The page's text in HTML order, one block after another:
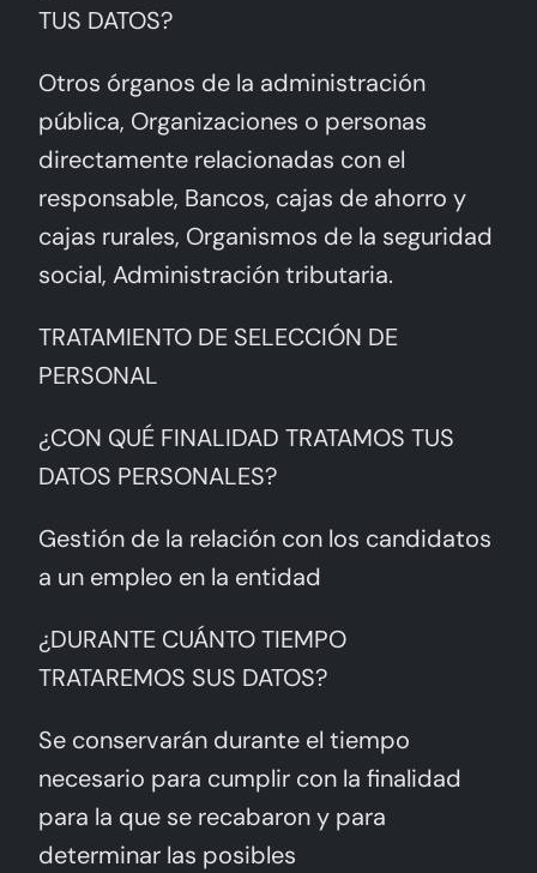
TUS DATOS?
Otros órganos de la administración
pública, Organizaciones o personas
directamente relacionadas con el
responsable, Bancos, cajas de ahorro y
cajas rurales, Organismos de la seguridad
social, Administración tributaria.
TRATAMIENTO DE SELECCIÓN DE
PERSONAL
¿CON QUÉ FINALIDAD TRATAMOS TUS
DATOS PERSONALES?
Gestión de la relación con los candidatos
a un empleo en la entidad
¿DURANTE CUÁNTO TIEMPO
TRATAREMOS SUS DATOS?
Se conservarán durante el tiempo
necesario para cumplir con la finalidad
para la que se recabaron y para
determinar las posibles